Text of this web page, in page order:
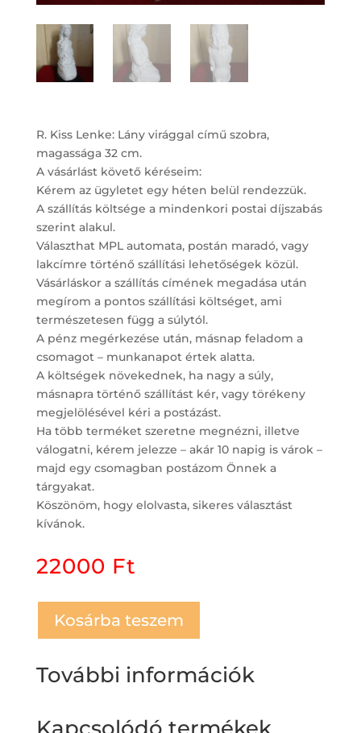
R. Kiss Lenke: Lány virággal című szobra,
magassága 32 cm.
A vásárlást követő kéréseim:
Kérem az ügyletet egy héten belül rendezzük.
A szállítás költsége a mindenkori postai díjszabás
szerint alakul.
Választhat MPL automata, postán maradó, vagy
lakcímre történő szállítási lehetőségek közül.
Vásárláskor a szállítás címének megadása után
megírom a pontos szállítási költséget, ami
természetesen függ a súlytól.
A pénz megérkezése után, másnap feladom a
csomagot – munkanapot értek alatta.
A költségek növekednek, ha nagy a súly,
másnapra történő szállítást kér, vagy törékeny
megjelölésével kéri a postázást.
Ha több terméket szeretne megnézni, illetve
válogatni, kérem jelezze – akár 10 napig is várok –
majd egy csomagban postázom Önnek a
tárgyakat.
Köszönöm, hogy elolvasta, sikeres választást
kívánok.
22000 Ft
Kosárba teszem
További információk
Kapcsolódó termékek